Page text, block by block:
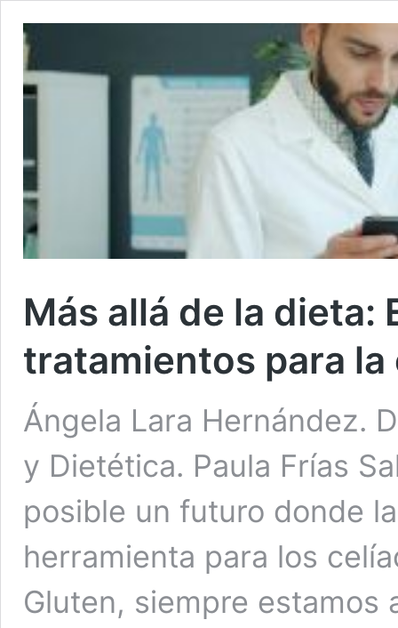
Más allá de la dieta:
tratamientos para
Ángela Lara Hernández.
y Dietética. Paula Frías
posible un futuro donde
herramienta para los
Gluten, siempre estamos